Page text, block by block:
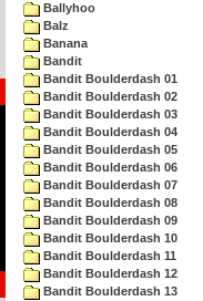
Ballyhoo
Balz
Banana
Bandit
Bandit Boulderdash 01
Bandit Boulderdash 02
Bandit Boulderdash 03
Bandit Boulderdash 04
Bandit Boulderdash 05
Bandit Boulderdash 06
Bandit Boulderdash 07
Bandit Boulderdash 08
Bandit Boulderdash 09
Bandit Boulderdash 10
Bandit Boulderdash 11
Bandit Boulderdash 12
Bandit Boulderdash 13